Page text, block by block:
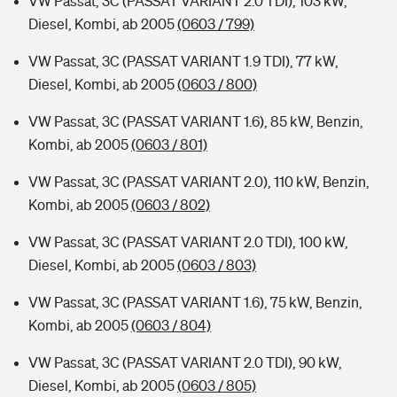
Diesel, Kombi, ab 2005(0603 / 799)
VW Passat, 3C (PASSAT VARIANT 1.9 TDI), 77 kW,
Diesel, Kombi, ab 2005(0603 / 800)
VW Passat, 3C (PASSAT VARIANT 1.6), 85 kW, Benzin,
Kombi, ab 2005(0603 / 801)
VW Passat, 3C (PASSAT VARIANT 2.0), 110 kW, Benzin,
Kombi, ab 2005(0603 / 802)
VW Passat, 3C (PASSAT VARIANT 2.0 TDI), 100 kW,
Diesel, Kombi, ab 2005(0603 / 803)
VW Passat, 3C (PASSAT VARIANT 1.6), 75 kW, Benzin,
Kombi, ab 2005(0603 / 804)
VW Passat, 3C (PASSAT VARIANT 2.0 TDI), 90 kW,
Diesel, Kombi, ab 2005(0603 / 805)